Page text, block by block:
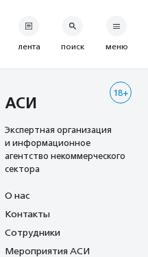
лента поиск меню
18+
АСИ
Экспертная организация
и информационное
агентство некоммерческого
сектора
О нас
Контакты
Сотрудники
Мероприятия АСИ